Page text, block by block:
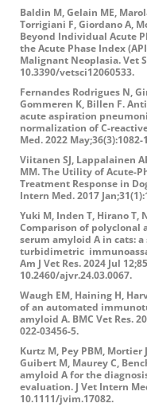
Baldin M, Gelain ME,
Torrigiani F, Giordano A,
Beyond Individual Acute
the Acute Phase Index
Malignant Neoplasia. Vet
10.3390/vetsci12060533.
Fernandes Rodrigues N,
Gommeren K, Billen F.
acute aspiration
normalization of C-
Med. 2022
Viitanen SJ, Lappalainen
MM. The Utility of Acute-
Treatment Response in
Intern Med. 2017
Yuki M, Inden T, Hirano T,
Comparison of polyclonal
serum amyloid A in cats:
turbidimetric
Am J Vet Res. 2024 Jul
10.2460/ajvr.24.03.0067.
Waugh EM, Haining H,
of an automated
amyloid A. BMC Vet Res.
022-03456-5.
Kurtz M, Pey PBM, Mortier
Guibert M, Maurey C,
amyloid A for the
evaluation. J Vet Intern
10.1111/jvim.17082.